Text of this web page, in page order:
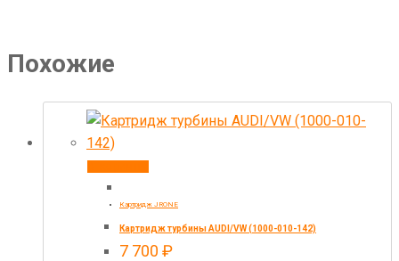
Похожие
Картридж JRONE
Картридж турбины AUDI/VW (1000-010-142)
7 700 ₽